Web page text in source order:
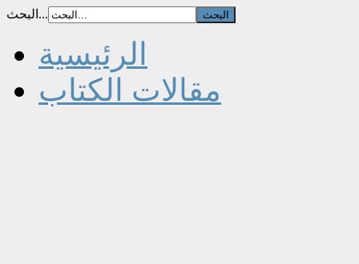
البحث...
الرئيسية
مقالات الكتاب